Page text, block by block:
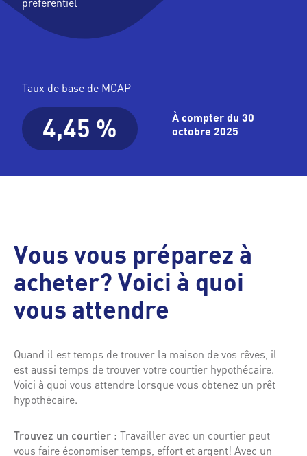
Taux de base de MCAP
4,45 %
À compter du 30
octobre 2025
Vous vous préparez à
acheter? Voici à quoi
vous attendre
Quand il est temps de trouver la maison de vos rêves, il
est aussi temps de trouver votre courtier hypothécaire.
Voici à quoi vous attendre lorsque vous obtenez un prêt
hypothécaire.
Trouvez un courtier : Travailler avec un courtier peut
vous faire économiser temps, effort et argent! Avec un